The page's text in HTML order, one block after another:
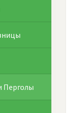
Перголы